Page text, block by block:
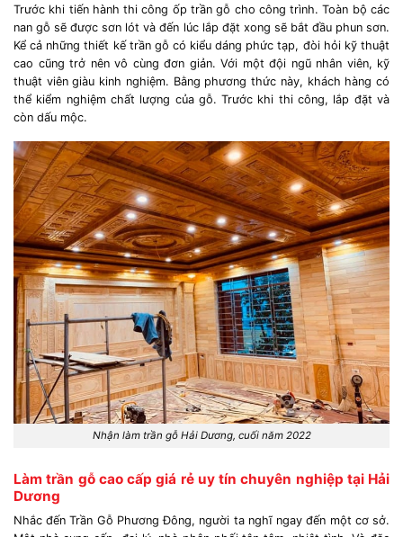
Trước khi tiến hành thi công ốp trần gỗ cho công trình. Toàn bộ các
nan gỗ sẽ được sơn lót và đến lúc lắp đặt xong sẽ bắt đầu phun sơn.
Kể cả những thiết kế trần gỗ có kiểu dáng phức tạp, đòi hỏi kỹ thuật
cao cũng trở nên vô cùng đơn giản. Với một đội ngũ nhân viên, kỹ
thuật viên giàu kinh nghiệm. Bằng phương thức này, khách hàng có
thể kiểm nghiệm chất lượng của gỗ. Trước khi thi công, lắp đặt và
còn dấu mộc.
Nhận làm trần gỗ Hải Dương, cuối năm 2022
Làm trần gỗ cao cấp giá rẻ uy tín chuyên nghiệp tại Hải
Dương
Nhắc đến Trần Gỗ Phương Đông, người ta nghĩ ngay đến một cơ sở.